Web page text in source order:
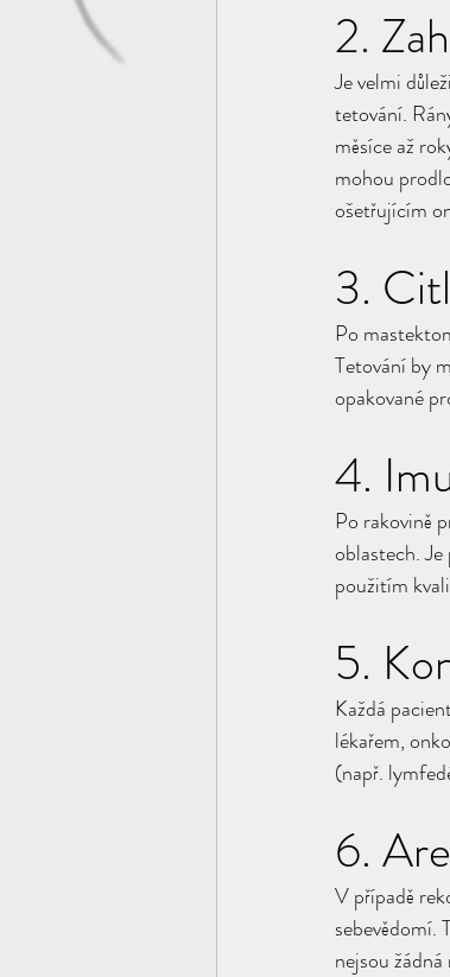
2.
Je velmi
tetování.
měsíce až
mohou
ošetřujícím
3.
Po
Tetování by
opakované
4.
Po rakovině
oblastech.
použitím
5.
Každá
lékařem,
(např.
6.
V případě
sebevědomí.
nejsou žádná